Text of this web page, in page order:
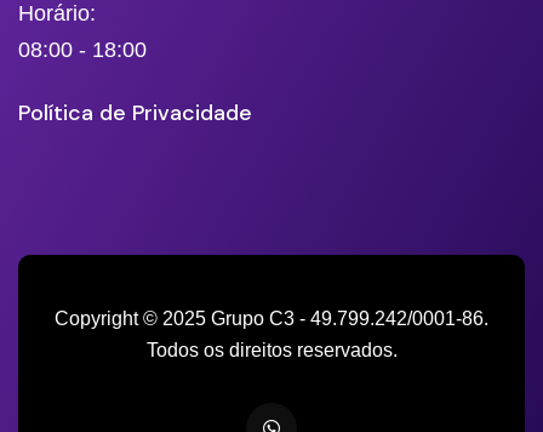
Horário:
08:00 - 18:00
Política de Privacidade
Copyright © 2025 Grupo C3 - 49.799.242/0001-86.
Todos os direitos reservados.